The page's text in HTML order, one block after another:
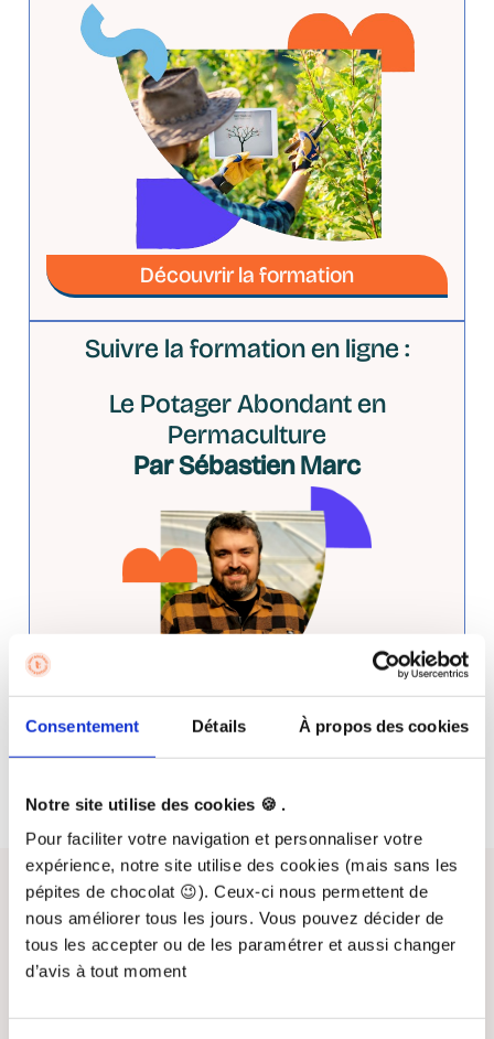
Consentement Détails À propos des cookies
Notre site utilise des cookies 🍪 .
Pour faciliter votre navigation et personnaliser votre
expérience, notre site utilise des cookies (mais sans les
pépites de chocolat 😉). Ceux-ci nous permettent de
nous améliorer tous les jours. Vous pouvez décider de
tous les accepter ou de les paramétrer et aussi changer
d’avis à tout moment
Découvrir la formation
Suivre la formation en ligne :
Le Potager Abondant en
Permaculture
Par Sébastien Marc
Découvrir la formation
Nos formations à venir
Suivre la formation en présentiel (2